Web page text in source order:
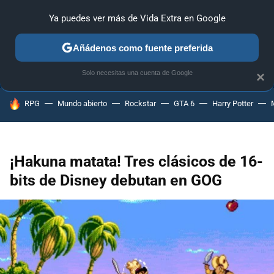
ANÁLISIS GUÍAS Y TRUCOS PC SONY NINTENDO
HOY SE HABLA DE
RPG Mundo abierto Rockstar GTA 6 Harry Potter
¡Hakuna matata! Tres clásicos de 16-
bits de Disney debutan en GOG
×
Ya puedes ver más de Vida Extra en Google
Añádenos como fuente preferida
Solo necesitas una cuenta de Google